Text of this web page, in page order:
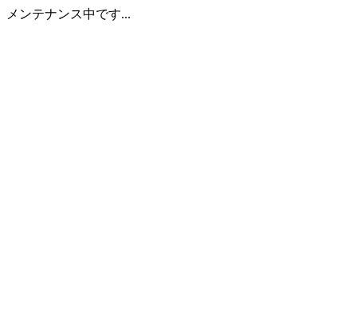
メンテナンス中です...